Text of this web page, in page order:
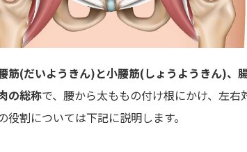
筋(だいようきん)と小腰筋(しょうようきん)、
の総称で、腰から太ももの付け根にかけ、左右
役割については下記に説明します。